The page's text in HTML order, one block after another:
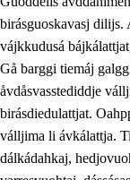
2. Prinsihpa
2.1 Sosiála
2.2
2.3 Vuodulasj
birásguoskavasj dilijs.
vájkkudusá
Gå barggi tiemáj
åvdåsvasstediddje
birásdiedulattjat.
válljima li ávkálattja.
dálkádahkaj,